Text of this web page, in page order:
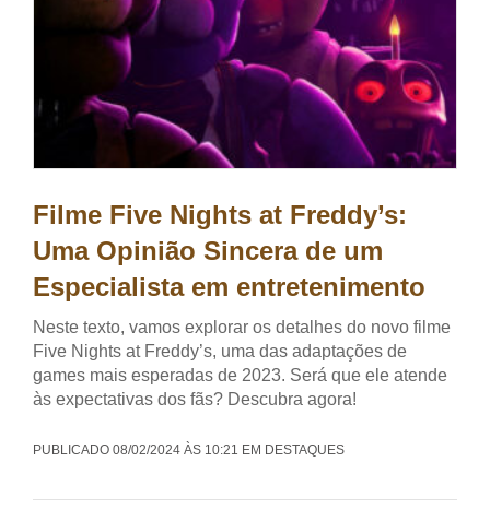
Filme Five Nights at Freddy’s:
Uma Opinião Sincera de um
Especialista em entretenimento
Neste texto, vamos explorar os detalhes do novo filme
Five Nights at Freddy’s, uma das adaptações de
games mais esperadas de 2023. Será que ele atende
às expectativas dos fãs? Descubra agora!
PUBLICADO 08/02/2024 ÀS 10:21 EM DESTAQUES